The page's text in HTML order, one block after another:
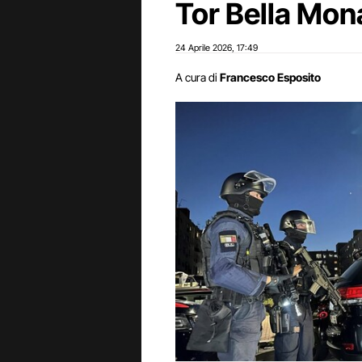
Tor Bella
24 Aprile 2026 17:49
A cura di Francesco Esposito